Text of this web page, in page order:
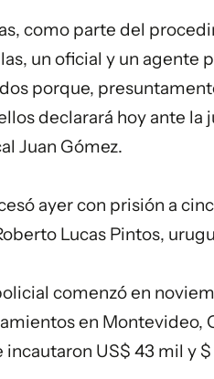
como parte del
un oficial y un agente
porque,
declarará hoy ante
Juan Gómez.
ayer con prisión a
Lucas Pintos,
comenzó en
en Montevideo,
incautaron US$ 43 mil y